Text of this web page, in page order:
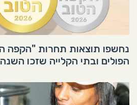
הפולים ובתי הקלייה שזכו השנה